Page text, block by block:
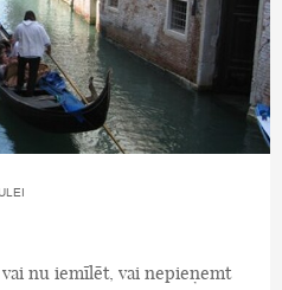
nu iemīlēt, vai nepieņemt